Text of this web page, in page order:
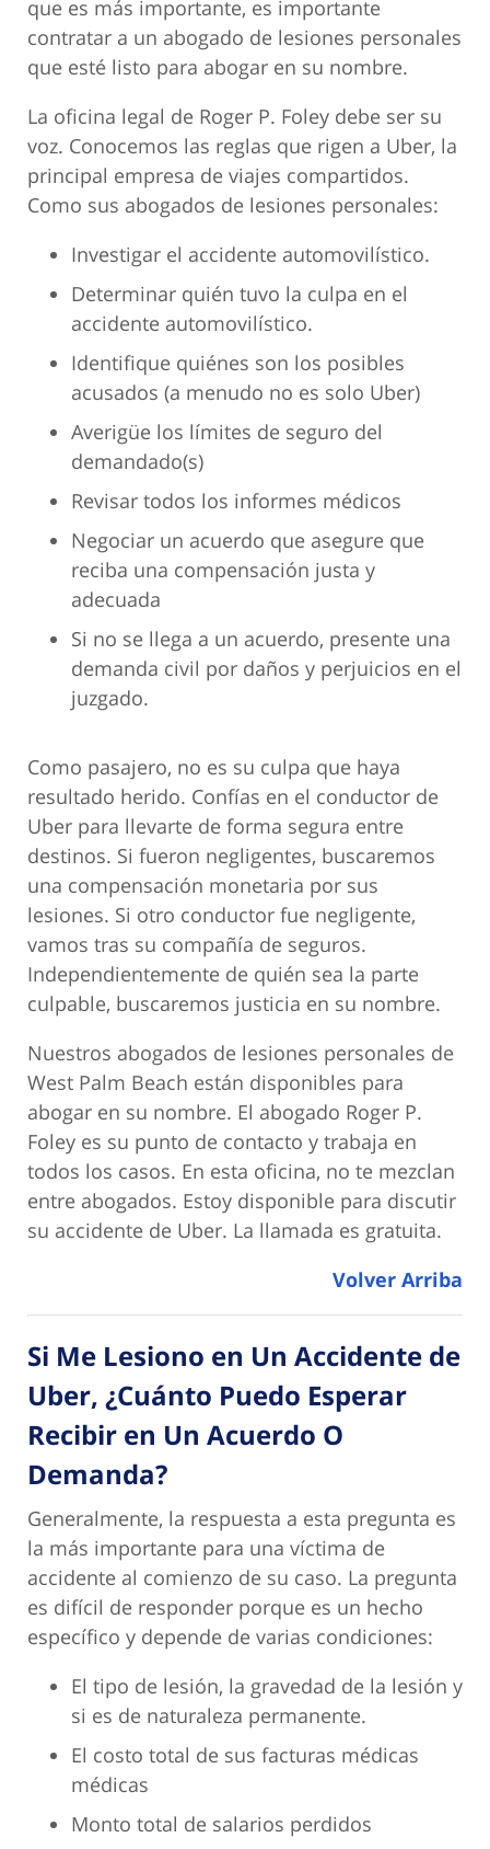
que es más importante, es importante
contratar a un abogado de lesiones personales
que esté listo para abogar en su nombre.
La oficina legal de Roger P. Foley debe ser su
voz. Conocemos las reglas que rigen a Uber, la
principal empresa de viajes compartidos.
Como sus abogados de lesiones personales:
Investigar el accidente automovilístico.
Determinar quién tuvo la culpa en el
accidente automovilístico.
Identifique quiénes son los posibles
acusados ​​(a menudo no es solo Uber)
Averigüe los límites de seguro del
demandado(s)
Revisar todos los informes médicos
Negociar un acuerdo que asegure que
reciba una compensación justa y
adecuada
Si no se llega a un acuerdo, presente una
demanda civil por daños y perjuicios en el
juzgado.
Como pasajero, no es su culpa que haya
resultado herido. Confías en el conductor de
Uber para llevarte de forma segura entre
destinos. Si fueron negligentes, buscaremos
una compensación monetaria por sus
lesiones. Si otro conductor fue negligente,
vamos tras su compañía de seguros.
Independientemente de quién sea la parte
culpable, buscaremos justicia en su nombre.
Nuestros abogados de lesiones personales de
West Palm Beach están disponibles para
abogar en su nombre. El abogado Roger P.
Foley es su punto de contacto y trabaja en
todos los casos. En esta oficina, no te mezclan
entre abogados. Estoy disponible para discutir
su accidente de Uber. La llamada es gratuita.
Volver Arriba
Si Me Lesiono en Un Accidente de
Uber, ¿Cuánto Puedo Esperar
Recibir en Un Acuerdo O
Demanda?
Generalmente, la respuesta a esta pregunta es
la más importante para una víctima de
accidente al comienzo de su caso. La pregunta
es difícil de responder porque es un hecho
específico y depende de varias condiciones:
El tipo de lesión, la gravedad de la lesión y
si es de naturaleza permanente.
El costo total de sus facturas médicas
médicas
Monto total de salarios perdidos